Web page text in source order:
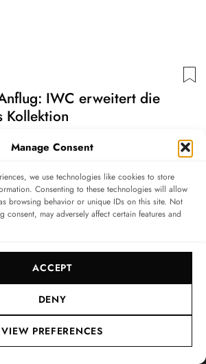
Manage Consent
we use technologies like cookies to store
Consenting to these technologies will allow
browsing behavior or unique IDs on this site. Not
consent, may adversely affect certain features and
ACCEPT
DENY
VIEW PREFERENCES
IWC erweitert die
Kollektion
der Watches & Wonders 2021
RECHTLICHES
Impressum
Datenschutzerklärung
Nutzungsbedingungen
FOLGEN SIE UNS